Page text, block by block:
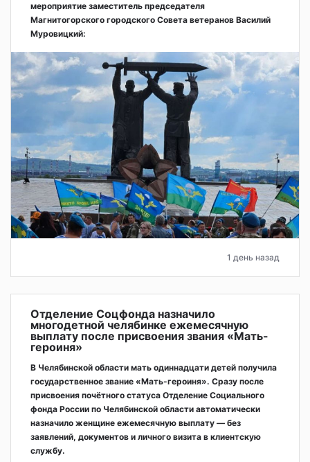
мероприятие заместитель председателя
Магнитогорского городского Совета ветеранов Василий
Муровицкий:
1 день назад
Отделение Соцфонда назначило
многодетной челябинке ежемесячную
выплату после присвоения звания «Мать-
героиня»
В Челябинской области мать одиннадцати детей получила
государственное звание «Мать-героиня». Сразу после
присвоения почётного статуса Отделение Социального
фонда России по Челябинской области автоматически
назначило женщине ежемесячную выплату — без
заявлений, документов и личного визита в клиентскую
службу.